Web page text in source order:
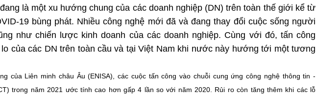
là một xu hướng chung của các doanh nghiệp (DN) trên toàn thế giới kể từ
19 bùng phát. Nhiều công nghệ mới đã và đang thay đổi cuộc sống người
như chiến lược kinh doanh của các doanh nghiệp. Cùng với đó, tấn công
của các DN trên toàn cầu và tại Việt Nam khi nước này hướng tới một tương
của Liên minh châu Âu (ENISA), các cuộc tấn công vào chuỗi cung ứng công nghệ thông tin -
trong năm 2021 ước tính cao hơn gấp 4 lần so với năm 2020. Rủi ro còn tăng thêm khi các lỗ